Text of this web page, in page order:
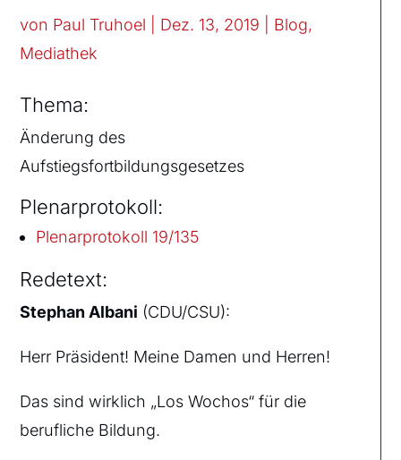
von Paul Truhoel Dez. 13, 2019 Blog,
Mediathek
Thema:
Änderung des
Aufstiegsfortbildungsgesetzes
Plenarprotokoll:
Plenarprotokoll 19/135
Redetext:
Stephan Albani (CDU/CSU):
Herr Präsident! Meine Damen und Herren!
Das sind wirklich „Los Wochos“ für die
berufliche Bildung.